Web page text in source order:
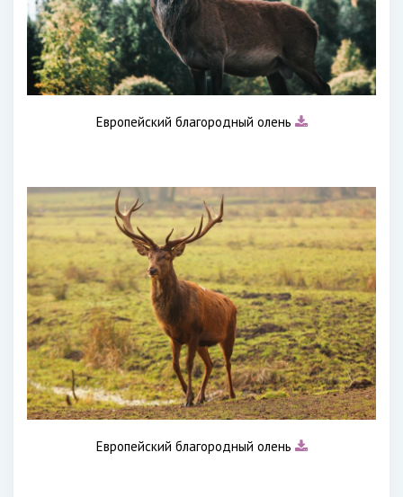
Европейский благородный олень
Европейский благородный олень